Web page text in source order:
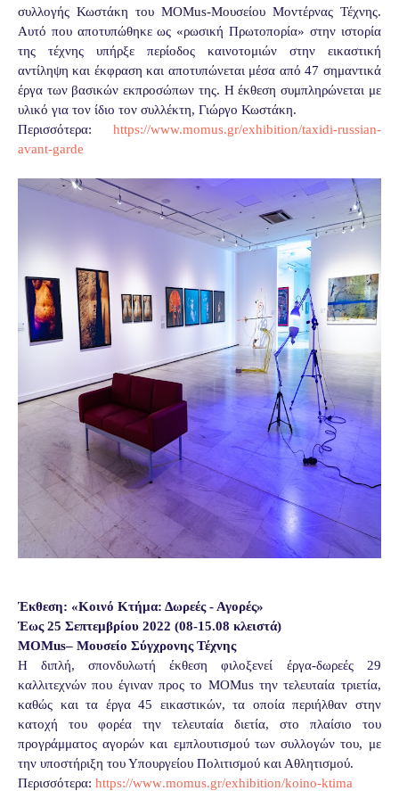
συλλογής Κωστάκη του MOMus-Μουσείου Μοντέρνας Τέχνης.
Αυτό που αποτυπώθηκε ως «ρωσική Πρωτοπορία» στην ιστορία
της τέχνης υπήρξε περίοδος καινοτομιών στην εικαστική
αντίληψη και έκφραση και αποτυπώνεται μέσα από 47 σημαντικά
έργα των βασικών εκπροσώπων της. Η έκθεση συμπληρώνεται με
υλικό για τον ίδιο τον συλλέκτη, Γιώργο Κωστάκη.
Περισσότερα: https://www.momus.gr/exhibition/taxidi-russian-
avant-garde
Έκθεση: «Κοινό Κτήμα: Δωρεές - Αγορές»
Έως 25 Σεπτεμβρίου 2022 (08-15.08 κλειστά)
MOMus– Μουσείο Σύγχρονης Τέχνης
Η διπλή, σπονδυλωτή έκθεση φιλοξενεί έργα-δωρεές 29
καλλιτεχνών που έγιναν προς το MOMusτην τελευταία τριετία,
καθώς και τα έργα 45 εικαστικών,τα οποία περιήλθαν στην
κατοχή του φορέα την τελευταία διετία, στο πλαίσιο του
προγράμματος αγορών και εμπλουτισμού των συλλογών του, με
την υποστήριξη του Υπουργείου Πολιτισμού και Αθλητισμού.
Περισσότερα: https://www.momus.gr/exhibition/koino-ktima